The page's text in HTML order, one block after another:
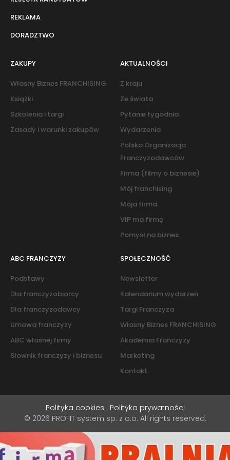
REKLAMA
DORADZTWO
ZAKUPY
Własny Biznes FRANCHISING
Książki
Szkolenia i targi
Zasady i warunki zakupów
AKTUALNOŚCI
Z kraju
Ze świata
Pytanie tygodnia
Wydarzenia
Polska Organizacja
Franczyzodawców
Firma (filmy o biznesie)
Mój franchising
Moja firma
VIP ma firmę
Pomysł na biznes
ABC FRANCZYZY
Podstawy
Dla franczyzobiorcy
Dla franczyzodawcy
Umowa franczyzy
ABC własnej firmy
Słownik franczyzy i biznesu
SPOŁECZNOŚĆ
Newsletter
Kalendarium wydarzeń
Targi Franczyza
Własny Biznes FRANCHISING
Akademia Franczyzy
Marketing
Kontakt
Polityka cookies
Polityka prywatności
© 2026 PROFIT system sp. z o.o. All rights reserved.